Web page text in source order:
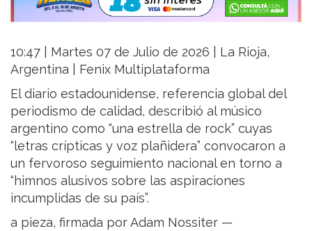
10:47 | Martes 07 de Julio de 2026 | La Rioja,
Argentina | Fenix Multiplataforma
El diario estadounidense, referencia global del
periodismo de calidad, describió al músico
argentino como “una estrella de rock” cuyas
“letras crípticas y voz plañidera” convocaron a
un fervoroso seguimiento nacional en torno a
“himnos alusivos sobre las aspiraciones
incumplidas de su país”.
a pieza, firmada por Adam Nossiter —